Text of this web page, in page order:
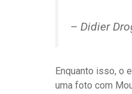
– Didier
Enquanto isso, o
uma foto com